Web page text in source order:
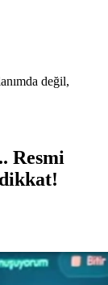
değil,
Resmi